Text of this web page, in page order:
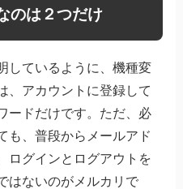
のは２つだけ
しているように、機種変
、アカウントに登録して
ードだけです。ただ、必
も、普段からメールアド
ログインとログアウトを
はないのがメルカリで